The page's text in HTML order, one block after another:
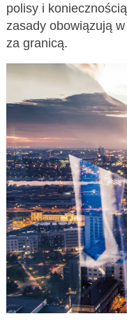
polisy i
zasady obowiązują
za granicą.